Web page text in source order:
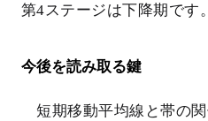
第4ステージは下降期です。
今後を読み取る鍵
短期移動平均線と帯の